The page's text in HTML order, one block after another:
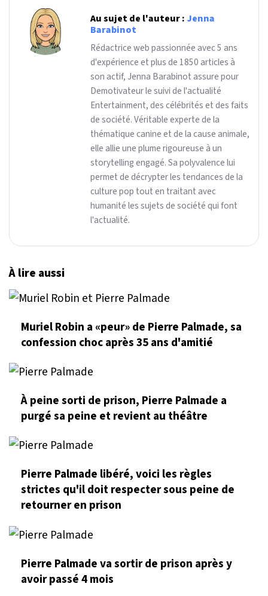
Au sujet de l'auteur : Jenna
Barabinot
Rédactrice web passionnée avec 5 ans
d'expérience et plus de 1850 articles à
son actif, Jenna Barabinot assure pour
Demotivateur le suivi de l'actualité
Entertainment, des célébrités et des faits
de société. Véritable experte de la
thématique canine et de la cause animale,
elle allie une plume rigoureuse à un
storytelling engagé. Sa polyvalence lui
permet de décrypter les tendances de la
culture pop tout en traitant avec
humanité les sujets de société qui font
l'actualité.
À lire aussi
Muriel Robin a «peur» de Pierre Palmade, sa
confession choc après 35 ans d'amitié
À peine sorti de prison, Pierre Palmade a
purgé sa peine et revient au théâtre
Pierre Palmade libéré, voici les règles
strictes qu'il doit respecter sous peine de
retourner en prison
Pierre Palmade va sortir de prison après y
avoir passé 4 mois